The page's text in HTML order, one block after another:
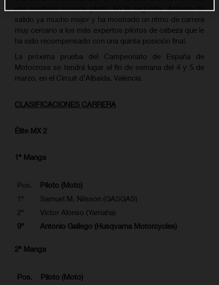
una meritoria novena plaza. En la segunda, Antonio ha
salido ya mucho mejor y ha mostrado un ritmo de carrera
muy cercano a los más expertos pilotos de cabeza que le
ha sido recompensado con una quinta posición final.
La próxima prueba del Campeonato de España de
Motocross se tendrá lugar el fin de semana del 4 y 5 de
marzo, en el Circuit d’Albaida, Valencia.
CLASIFICACIONES CARRERA
Élite MX 2
1ª Manga
Pos.
Piloto (Moto)
1º
Samuel M. Nilsson (GASGAS)
2º
Víctor Alonso (Yamaha)
9º
Antonio Gallego (Husqvarna Motorcycles)
2ª Manga
Pos.
Piloto (Moto)